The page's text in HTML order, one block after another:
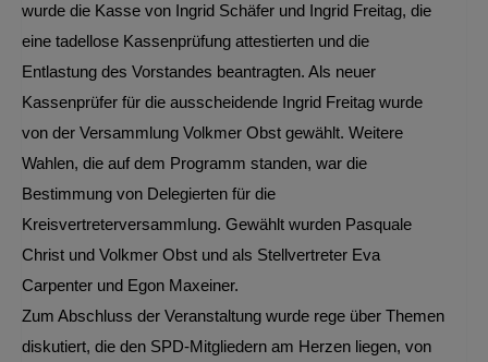
wurde die Kasse von Ingrid Schäfer und Ingrid Freitag, die
eine tadellose Kassenprüfung attestierten und die
Entlastung des Vorstandes beantragten. Als neuer
Kassenprüfer für die ausscheidende Ingrid Freitag wurde
von der Versammlung Volkmer Obst gewählt. Weitere
Wahlen, die auf dem Programm standen, war die
Bestimmung von Delegierten für die
Kreisvertreterversammlung. Gewählt wurden Pasquale
Christ und Volkmer Obst und als Stellvertreter Eva
Carpenter und Egon Maxeiner.
Zum Abschluss der Veranstaltung wurde rege über Themen
diskutiert, die den SPD-Mitgliedern am Herzen liegen, von